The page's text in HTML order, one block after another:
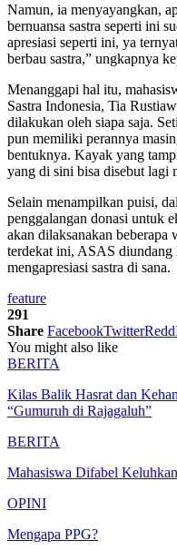
Namun, ia menyayangkan,
bernuansa sastra seperti ini
apresiasi seperti ini, ya
berbau sastra,” ungkapnya
Menanggapi hal itu,
Sastra Indonesia, Tia
dilakukan oleh siapa saja.
pun memiliki perannya
bentuknya. Kayak yang
yang di sini bisa disebut lagi
Selain menampilkan puisi,
penggalangan donasi untuk
akan dilaksanakan
terdekat ini, ASAS diundang
mengapresiasi sastra di sana.
feature
291
Share FacebookTwitter
You might also like
BERITA
Kilas Balik Hasrat dan
“Gumuruh di Rajagaluh”
BERITA
Mahasiswa Difabel
OPINI
Mengapa PPG?